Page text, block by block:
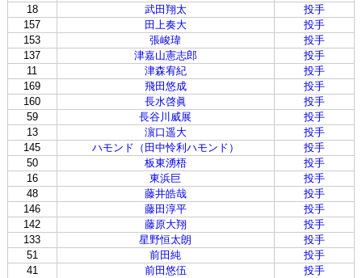
18 武田翔太
投手
157
田上奏大
投手
153
張峻瑋
投手
137
津嘉山憲志郎
投手
11
津森宥紀
投手
169
飛田悠成
投手
160
長水啓眞
投手
59
長谷川威展
投手
13
濵口遥大
投手
145
ハモンド（田中怜利ハモンド）
投手
50
板東湧梧
投手
16
東浜巨
投手
48
藤井皓哉
投手
146
藤田淳平
投手
142
藤原大翔
投手
133
星野恒太朗
投手
51
前田純
投手
41
前田悠伍
投手